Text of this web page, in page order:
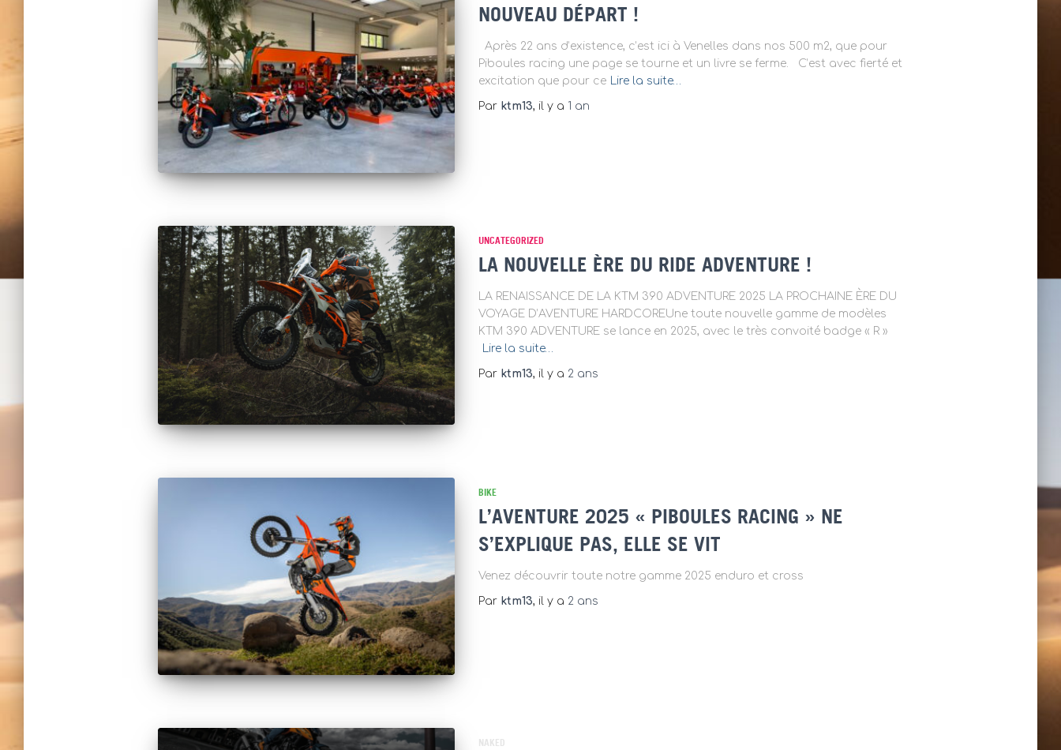
NOUVEAU DÉPART !
Après 22 ans d’existence, c’est ici à Venelles dans nos 500 m2, que pour
Piboules racing une page se tourne et un livre se ferme. C’est avec fierté et
excitation que pour ce
Lire la suite…
Par ktm13, il y a 1 an
UNCATEGORIZED
LA NOUVELLE ÈRE DU RIDE ADVENTURE !
LA RENAISSANCE DE LA KTM 390 ADVENTURE 2025 LA PROCHAINE ÈRE DU
VOYAGE D’AVENTURE HARDCOREUne toute nouvelle gamme de modèles
KTM 390 ADVENTURE se lance en 2025, avec le très convoité badge « R »
Lire la suite…
Par ktm13, il y a 2 ans
BIKE
L’AVENTURE 2025 « PIBOULES RACING » NE
S’EXPLIQUE PAS, ELLE SE VIT
Venez découvrir toute notre gamme 2025 enduro et cross
Par ktm13, il y a 2 ans
NAKED